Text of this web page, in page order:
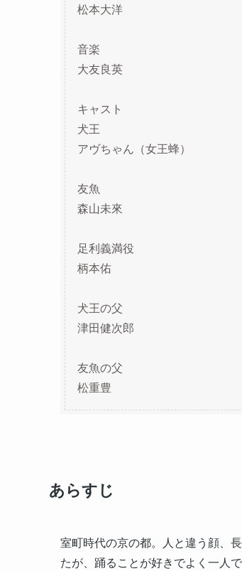
松本大洋
音楽
大友良英
キャスト
犬王
アヴちゃん（女王蜂）
友魚
森山未來
足利義満役
柄本佑
犬王の父
津田健次郎
友魚の父
松重豊
あらすじ
室町時代の京の都。人と違う顔、
たが、踊ることが好きでよく一人